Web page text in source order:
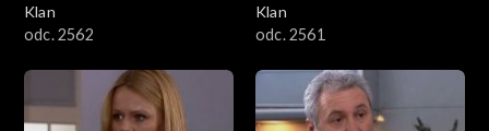
Klan
odc. 2562
Klan
odc. 2561